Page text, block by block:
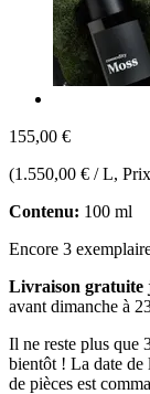
155,00 €
(1.550,00 € / L,
Contenu: 100 ml
Encore 3
Livraison gratuite
avant dimanche à
Il ne reste plus que
bientôt ! La date de
de pièces est